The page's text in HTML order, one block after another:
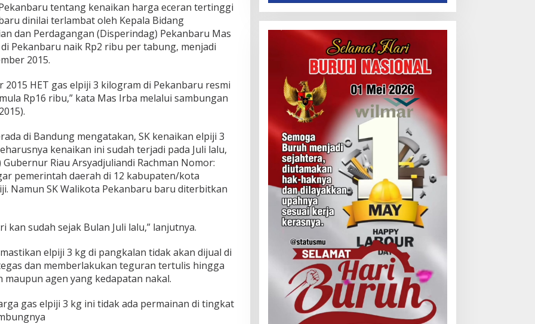
tentang kenaikan harga eceran tertinggi
dinilai terlambat oleh Kepala Bidang
dan Perdagangan (Disperindag) Pekanbaru Mas
Pekanbaru naik Rp2 ribu per tabung, menjadi
2015.
HET gas elpiji 3 kilogram di Pekanbaru resmi
Rp16 ribu,” kata Mas Irba melalui sambungan
di Bandung mengatakan, SK kenaikan elpiji 3
kenaikan ini sudah terjadi pada Juli lalu,
Gubernur Riau Arsyadjuliandi Rachman Nomor:
pemerintah daerah di 12 kabupaten/kota
Namun SK Walikota Pekanbaru baru diterbitkan
kan sudah sejak Bulan Juli lalu,” lanjutnya.
elpiji 3 kg di pangkalan tidak akan dijual di
dan memberlakukan teguran tertulis hingga
agen yang kedapatan nakal.
gas elpiji 3 kg ini tidak ada permainan di tingkat